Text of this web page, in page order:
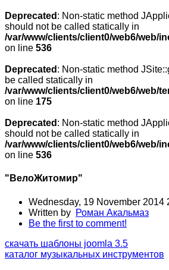
Deprecated : Non-static method
should not be called statically in
/var/www/clients/client0/web6/web/
on line 536
Deprecated : Non-static method
be called statically in
/var/www/clients/client0/web6/web/
on line 175
Deprecated : Non-static method
should not be called statically in
/var/www/clients/client0/web6/web/
on line 536
"ВелоЖитомир"
Wednesday, 19 November 2014
Written by Роман Акальмаз
Be the first to comment!
скачать шаблоны joomla 3.5
каталог музыкальных инструментов